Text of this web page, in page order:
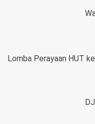
Lomba Perayaan HUT